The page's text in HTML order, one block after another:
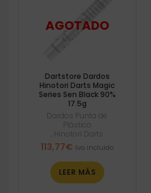
Dartstore Dardos
Hinotori Darts Magic
Series Sen Black 90%
17.5g
Dardos Punta de
Plástico
Hinotori Darts
113,77€ Iva incluido
LEER MÁS